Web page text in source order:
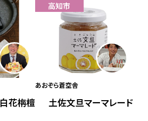
白花栴檀
高知市
あおぞら蒼空舎
土佐文旦マーマレード